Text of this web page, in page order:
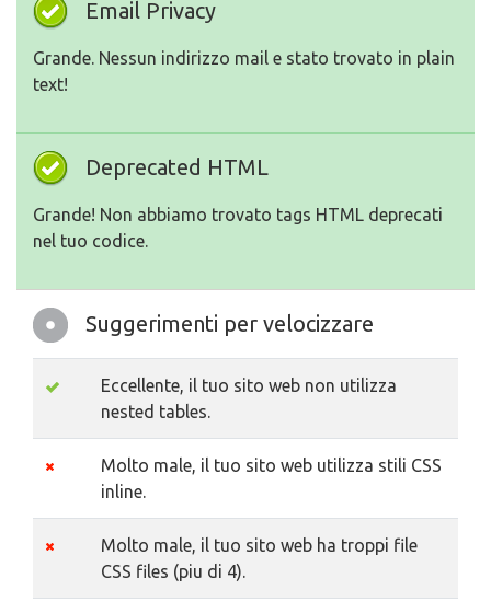
Email Privacy
Grande. Nessun indirizzo mail e stato trovato in plain
text!
Deprecated HTML
Grande! Non abbiamo trovato tags HTML deprecati
nel tuo codice.
Suggerimenti per velocizzare
Eccellente, il tuo sito web non utilizza
nested tables.
Molto male, il tuo sito web utilizza stili CSS
inline.
Molto male, il tuo sito web ha troppi file
CSS files (piu di 4).